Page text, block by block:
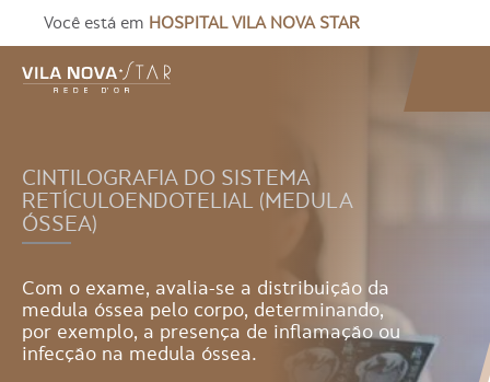
Você está em HOSPITAL VILA NOVA STAR
CINTILOGRAFIA DO SISTEMA
RETÍCULOENDOTELIAL (MEDULA
ÓSSEA)
Com o exame, avalia-se a distribuição da
medula óssea pelo corpo, determinando,
por exemplo, a presença de inflamação ou
infecção na medula óssea.